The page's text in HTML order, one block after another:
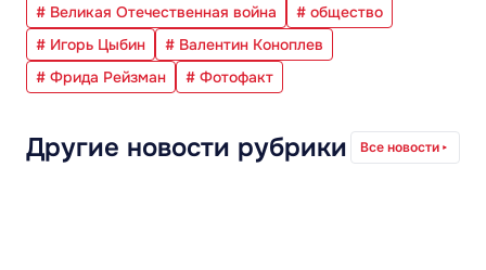
# Великая Отечественная война
# общество
# Игорь Цыбин
# Валентин Коноплев
# Фрида Рейзман
# Фотофакт
Другие новости рубрики Все новости